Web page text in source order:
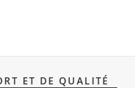
ET DE QUALITÉ